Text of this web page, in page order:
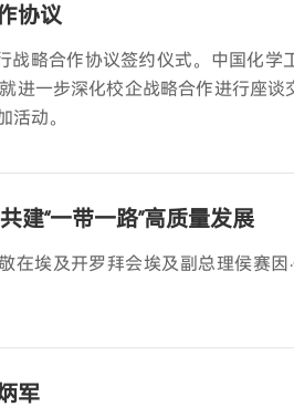
协议
战略合作协议签约仪式。中国化
进一步深化校企战略合作进行座
动。
建“一带一路”高质量发展
在埃及开罗拜会埃及副总理侯赛
军